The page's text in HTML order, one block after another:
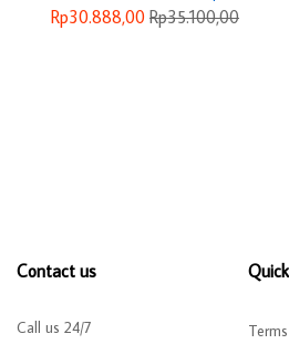
Rp30.888,00 Rp35.100,00
Contact us
Call us 24/7